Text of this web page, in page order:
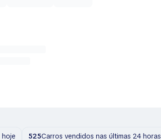
525Carros vendidos nas últimas 24 horas